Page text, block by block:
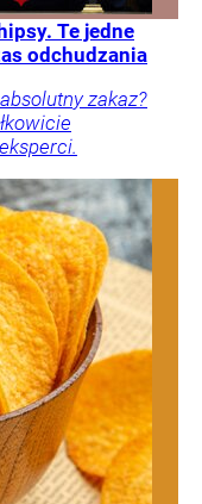
Te jedne
odchudzania
zakaz?